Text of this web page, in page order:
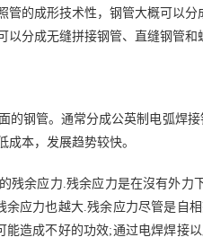
管的成形技术性，钢管大概可以
以分成无缝拼接钢管、直缝钢管
的钢管。通常分成公英制电弧焊
成本，发展趋势较快。
残余应力.残余应力是在沒有外
余应力也越大.残余应力尽管是自
能造成不好的功效;通过电焊焊接